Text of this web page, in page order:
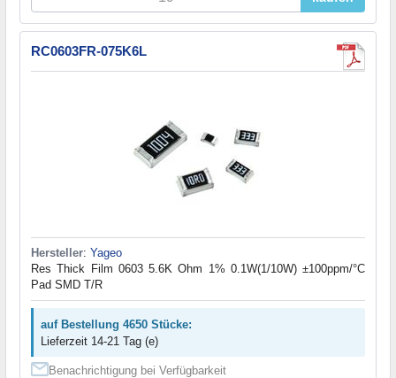
RC0603FR-075K6L
Hersteller: Yageo
Res Thick Film 0603 5.6K Ohm 1% 0.1W(1/10W) ±100ppm/°C
Pad SMD T/R
auf Bestellung 4650 Stücke:
Lieferzeit 14-21 Tag (e)
Benachrichtigung bei Verfügbarkeit